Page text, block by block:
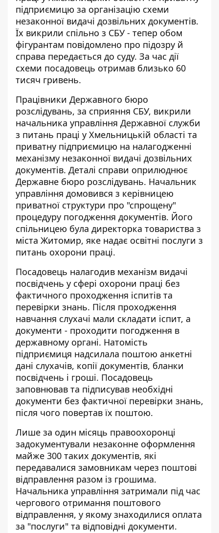
підприємицю за організацію схеми
незаконної видачі дозвільних документів.
Їх викрили спільно з СБУ - тепер обом
фігурантам повідомлено про підозру й
справа передається до суду. За час дії
схеми посадовець отримав близько 60
тисяч гривень.
Працівники Державного бюро
розслідувань, за сприяння СБУ, викрили
начальника управління Державної служби
з питань праці у Хмельницькій області та
приватну підприємицю на налагодженні
механізму незаконної видачі дозвільних
документів. Деталі справи оприлюднює
Державне бюро розслідувань. Начальник
управління домовився з керівницею
приватної структури про "спрощену"
процедуру погодження документів. Його
спільницею була директорка товариства з
міста Житомир, яке надає освітні послуги з
питань охорони праці.
Посадовець налагодив механізм видачі
посвідчень у сфері охорони праці без
фактичного проходження іспитів та
перевірки знань. Після проходження
навчання слухачі мали складати іспит, а
документи - проходити погодження в
державному органі. Натомість
підприємиця надсилала поштою анкетні
дані слухачів, копії документів, бланки
посвідчень і гроші. Посадовець
заповнював та підписував необхідні
документи без фактичної перевірки знань,
після чого повертав їх поштою.
Лише за один місяць правоохоронці
задокументували незаконне оформлення
майже 300 таких документів, які
передавалися замовникам через поштові
відправлення разом із грошима.
Начальника управління затримали під час
чергового отримання поштового
відправлення, у якому знаходилися оплата
за "послуги" та відповідні документи.